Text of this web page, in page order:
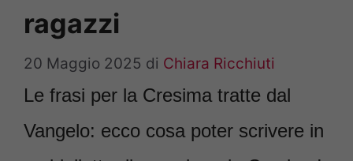
ragazzi
20 Maggio 2025 di Chiara Ricchiuti
Le frasi per la Cresima tratte dal
Vangelo: ecco cosa poter scrivere in